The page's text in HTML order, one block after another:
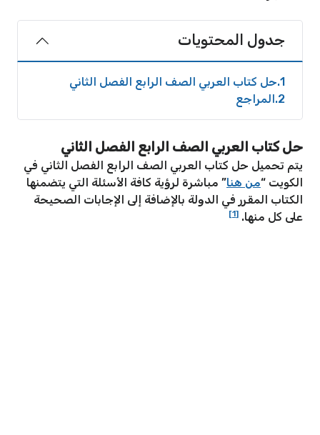
جدول المحتويات
1 حل كتاب العربي الصف الرابع الفصل الثاني
2 المراجع
حل كتاب العربي الصف الرابع الفصل الثاني
يتم تحميل حل كتاب العربي الصف الرابع الفصل الثاني في
الكويت “من هنا” مباشرة لرؤية كافة الأسئلة التي يتضمنها
الكتاب المقرر في الدولة بالإضافة إلى الإجابات الصحيحة
على كل منها. [1]